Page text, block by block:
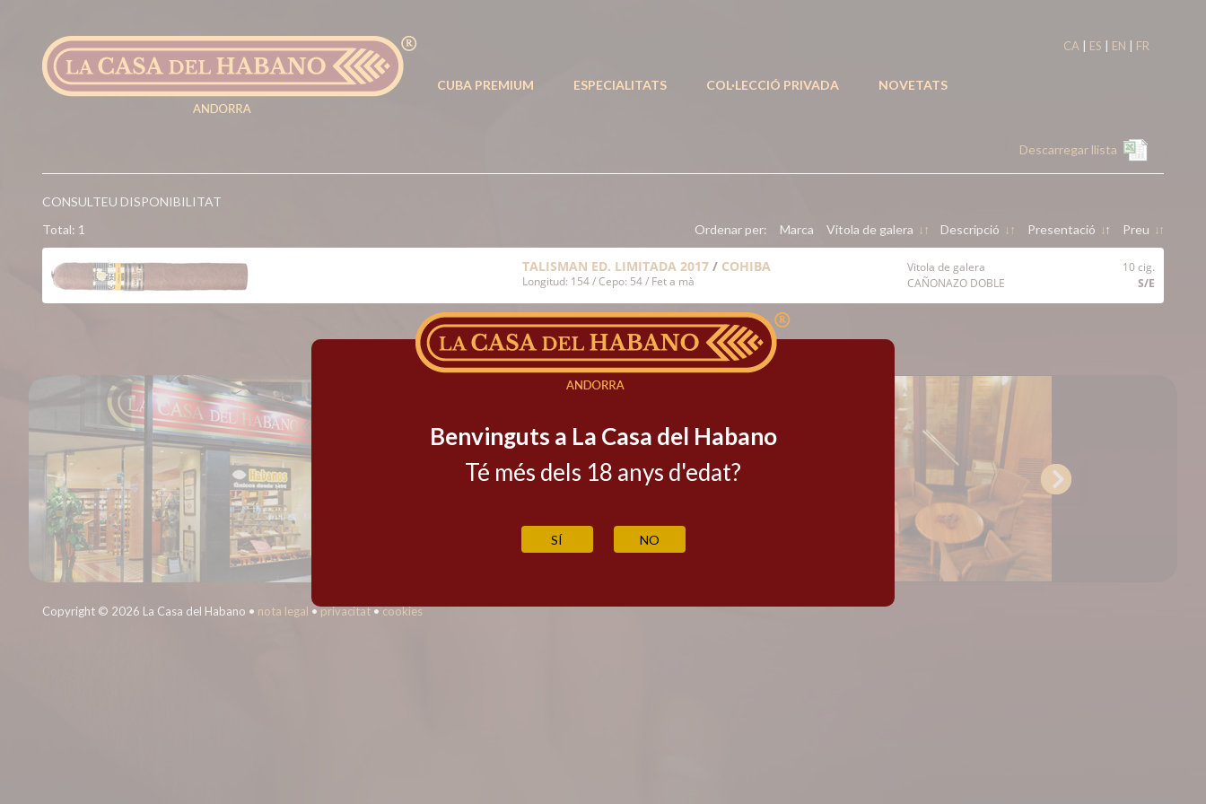
Benvinguts a La Casa del Habano
Té més dels 18 anys d'edat?
SÍ NO
CA | ES | EN | FR
CUBA PREMIUM ESPECIALITATS COL·LECCIÓ PRIVADA NOVETATS
Descarregar llista
CONSULTEU DISPONIBILITAT
Total: 1
Ordenar per: Marca ↓↑
Vitola de galera ↓↑
Descripció ↓↑
Presentació ↓↑
Preu
TALISMAN ED. LIMITADA 2017 / COHIBA
Longitud: 154 / Cepo: 54 / Fet a mà
Vitola de galera
CAÑONAZO DOBLE
10 cig.
S/E
AD700 Escaldes-Engordany
Tel. +(376) 869 255
Copyright © 2026 La Casa del Habano • nota legal •privacitat•cookies